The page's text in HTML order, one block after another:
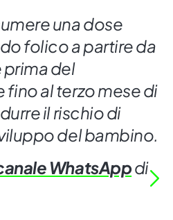
una dose
folico a partire da
prima del
al terzo mese di
il rischio di
del bambino.
WhatsAppdi